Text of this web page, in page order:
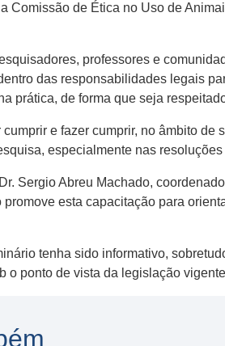
a Comissão de Ética no Uso de
professores e
das responsabilidades legais
prática, de forma que seja
e fazer cumprir, no âmbito
especialmente nas
Sergio Abreu Machado,
esta capacitação para
tenha sido informativo,
o ponto de vista da legislação